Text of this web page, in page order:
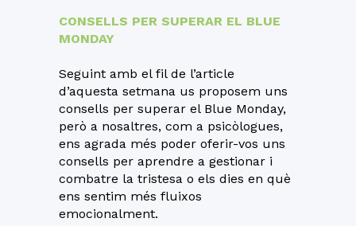
CONSELLS PER SUPERAR EL BLUE
MONDAY
Seguint amb el fil de l’article
d’aquesta setmana us proposem uns
consells per superar el Blue Monday,
però a nosaltres, com a psicòlogues,
ens agrada més poder oferir-vos uns
consells per aprendre a gestionar i
combatre la tristesa o els dies en què
ens sentim més fluixos
emocionalment.